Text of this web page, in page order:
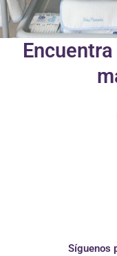
Síguenos